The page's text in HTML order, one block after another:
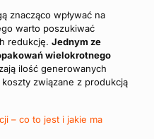
znacząco wpływać na
warto poszukiwać
redukcję. Jednym ze
wielokrotnego
ilość generowanych
związane z produkcją
– co to jest i jakie ma